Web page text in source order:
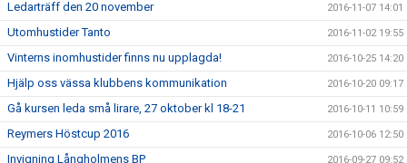
Ledarträff den 20 november 2016-11-07 14:01
Utomhustider Tanto 2016-11-02 19:55
Vinterns inomhustider finns nu upplagda! 2016-10-25 14:20
Hjälp oss vässa klubbens kommunikation 2016-10-20 09:17
Gå kursen leda små lirare, 27 oktober kl 18-21 2016-10-11 10:59
Reymers Höstcup 2016 2016-10-06 12:50
Invigning Långholmens BP 2016-09-27 09:52